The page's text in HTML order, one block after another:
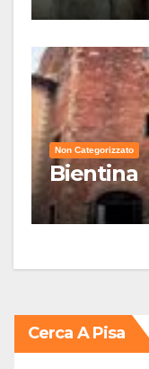
Non Categorizzato
Bientina
Cerca A Pisa